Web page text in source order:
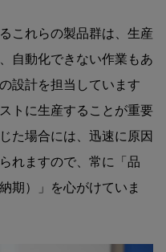
これらの製品群は、生産
自動化できない作業もあ
設計を担当しています
トに生産することが重要
た場合には、迅速に原因
れますので、常に「品
期）」を心がけていま